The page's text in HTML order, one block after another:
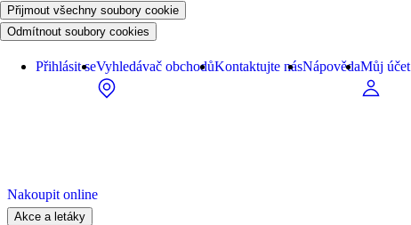
Přijmout všechny soubory cookie
Odmítnout soubory cookies
Přihlásit seVyhledávač obchodůKontaktujte násNápovědaMůj účet
Nakoupit online
Akce a letáky